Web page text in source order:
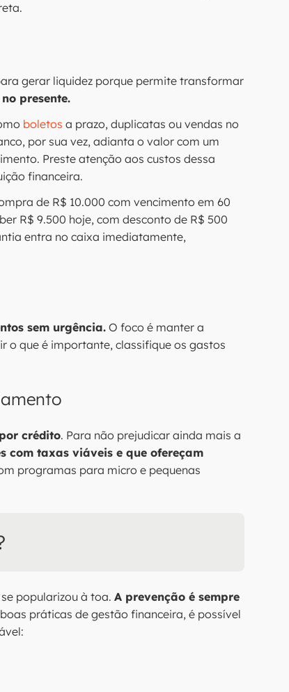
gerar liquidez porque permite transformar
presente.
boletos a prazo, duplicatas ou vendas no
por sua vez, adianta o valor com um
Preste atenção aos custos dessa
financeira.
de R$ 10.000 com vencimento em 60
R$ 9.500 hoje, com desconto de R$ 500
entra no caixa imediatamente,
sem urgência.O foco é manter a
o que é importante, classifique os gastos
crédito. Para não prejudicar ainda mais a
com taxas viáveis e que ofereçam
programas para micro e pequenas
popularizou à toa. A prevenção é sempre
práticas de gestão financeira, é possível